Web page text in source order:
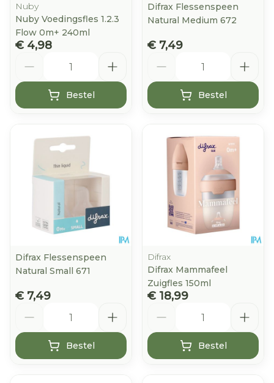
Nuby
Nuby Voedingsfles 1.2.3
Flow 0m+ 240ml
€ 4,98
Bestel
Difrax Flessenspeen
Natural Medium 672
€ 7,49
Bestel
Difrax Flessenspeen
Natural Small 671
€ 7,49
Bestel
Difrax
Difrax Mammafeel
Zuigfles 150ml
€ 18,99
Bestel